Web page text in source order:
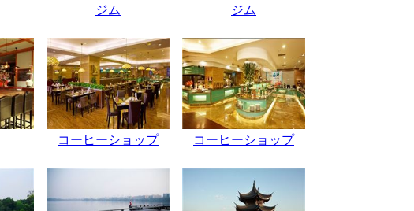
ジム ジム
コーヒーショップ コーヒーショップ